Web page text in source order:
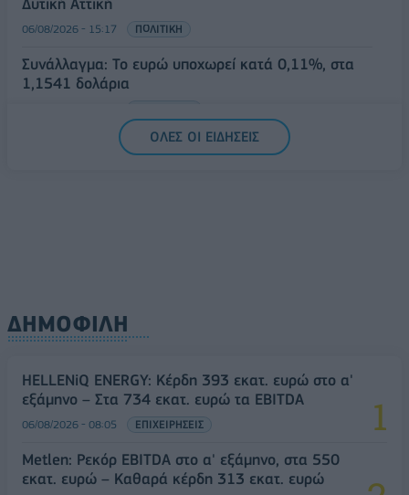
06/08/2026 - 15:17 ΠΟΛΙΤΙΚΗ
Συνάλλαγμα: Το ευρώ υποχωρεί κατά 0,11%, στα
1,1541 δολάρια
ΟΛΕΣ ΟΙ ΕΙΔΗΣΕΙΣ
ΔΗΜΟΦΙΛΗ
HELLENiQ ENERGY: Κέρδη 393 εκατ. ευρώ στο α'
εξάμηνο – Στα 734 εκατ. ευρώ τα EBITDA
06/08/2026 - 08:05 ΕΠΙΧΕΙΡΗΣΕΙΣ
Metlen: Ρεκόρ EBITDA στο α' εξάμηνο, στα 550
εκατ. ευρώ – Καθαρά κέρδη 313 εκατ. ευρώ